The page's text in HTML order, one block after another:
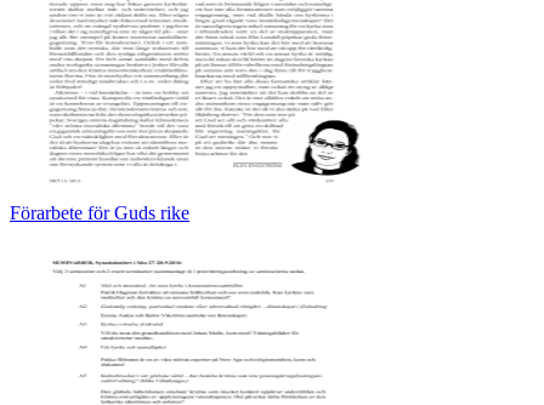
Förarbete för Guds rike